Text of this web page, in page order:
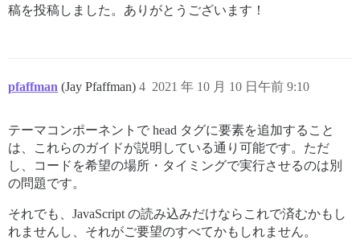
稿を投稿しました。ありがとうございます！
pfaffman (Jay Pfaffman) 2021 年 10 月 10 日午前 9:10
4
テーマコンポーネントで head タグに要素を追加すること
は、これらのガイドが説明している通り可能です。ただ
し、コードを希望の場所・タイミングで実行させるのは別
の問題です。
それでも、JavaScript の読み込みだけならこれで済むかもし
れませんし、それがご要望のすべてかもしれません。